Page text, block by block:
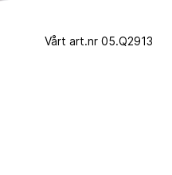
Vårt art.nr 05.Q2913